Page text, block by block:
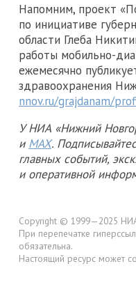
Напомним, проект
по инициативе
области Глеба
работы мобильно-
ежемесячно
здравоохранения
nnov.ru/grajdanam/
У НИА «Нижний
и MAX.
главных событий,
и оперативной
Copyright © 1999—2025
При перепечатке
обязательна.
Настоящий ресурс может